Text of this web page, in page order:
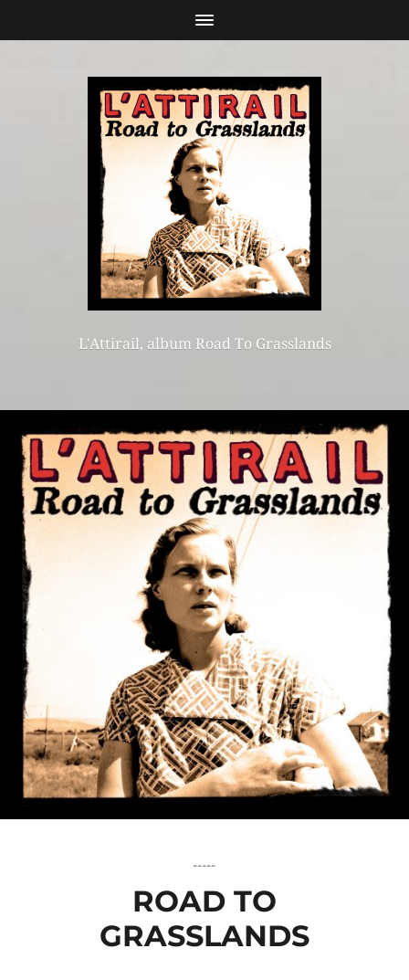
L'Attirail, album Road To Grasslands
-----
ROAD TO
GRASSLANDS